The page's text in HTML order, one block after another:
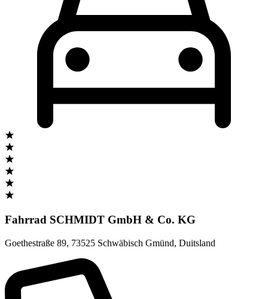
Fahrrad SCHMIDT GmbH & Co. KG
Goethestraße 89, 73525 Schwäbisch Gmünd, Duitsland